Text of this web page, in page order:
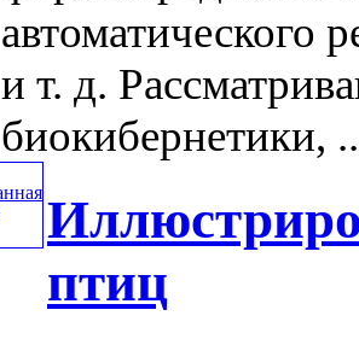
автоматического
и т. д.
биокибернетики,
птиц